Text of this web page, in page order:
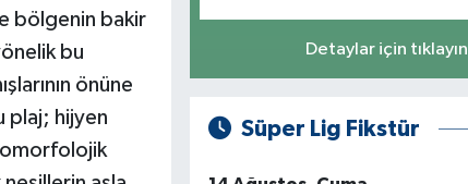
bölgenin bakir
bu
önüne
plaj; hijyen
Detaylar için tıklayın
Süper Lig Fikstür